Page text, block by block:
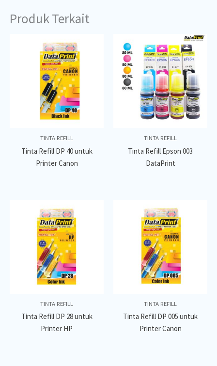
Produk Terkait
TINTA REFILL
Tinta Refill DP 40 untuk
Printer Canon
TINTA REFILL
Tinta Refill Epson 003
DataPrint
TINTA REFILL
Tinta Refill DP 28 untuk
Printer HP
TINTA REFILL
Tinta Refill DP 005 untuk
Printer Canon